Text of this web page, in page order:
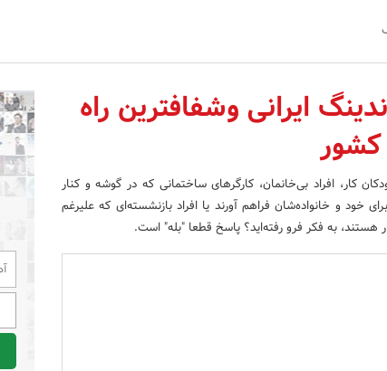
ایرانی وشفافترین راه
کشور
کار، افراد بی‌خانمان، کارگرهای ساختمانی که در گوشه و کنار
خود و خانواده‌شان فراهم آورند یا افراد بازنشسته‌ای که علیرغم
به فکر فرو رفته‌اید؟ پاسخ قطعا "بله" است.